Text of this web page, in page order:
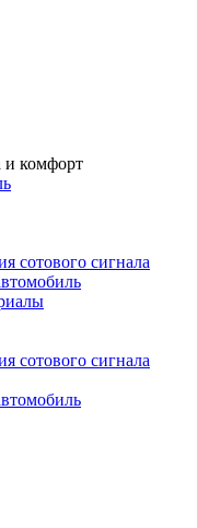
и комфорт
сотового сигнала
сотового сигнала